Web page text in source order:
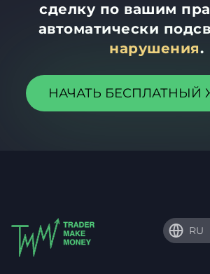
сделку по вашим
автоматически
нарушения.
НАЧАТЬ БЕСПЛАТНЫЙ
RU